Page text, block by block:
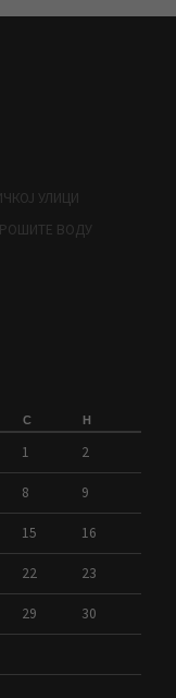
УЛИЦИ
ВОДУ
С Н
1 2
8 9
15 16
22 23
29 30